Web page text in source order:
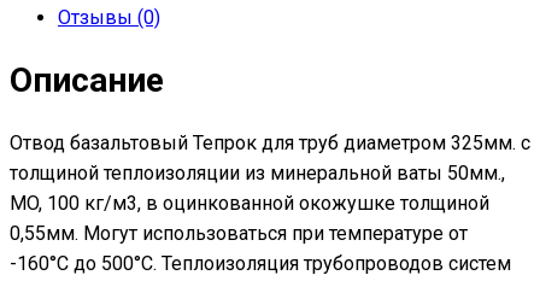
оцинкованной
толщиной
Отзывы (0)
Описание
Отвод базальтовый Тепрок для труб диаметром 325мм. с
толщиной теплоизоляции из минеральной ваты 50мм.,
MO, 100 кг/м3, в оцинкованной окожушке толщиной
0,55мм. Могут использоваться при температуре от
-160°С до 500°С. Теплоизоляция трубопроводов систем